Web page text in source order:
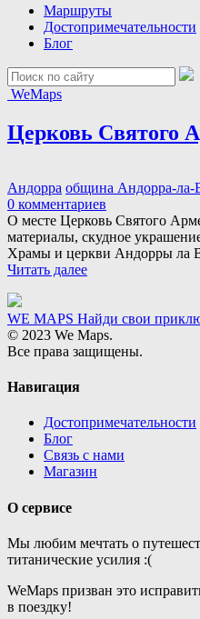
Маршруты
Достопримечательности
Блог
WeMaps
Церковь Святого
Андорра община Андорра-ла-
0 комментариев
О месте Церковь Святого
материалы, скудное
Храмы и церкви Андорры ла
Читать далее
WE MAPS Найди свои
© 2023 We Maps.
Все права защищены.
Навигация
Достопримечательности
Блог
Связь с нами
Магазин
О сервисе
Мы любим мечтать о
титанические усилия :(
WeMaps призван это
в поездку!